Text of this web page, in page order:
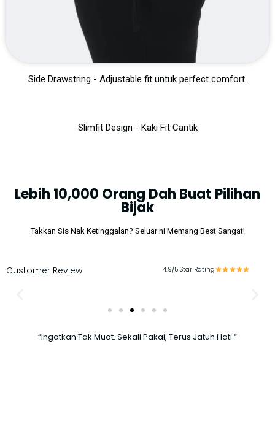
Side Drawstring - Adjustable fit untuk perfect comfort.
Slimfit Design - Kaki Fit Cantik
Lebih 10,000 Orang Dah Buat Pilihan
Bijak
Takkan Sis Nak Ketinggalan? Seluar ni Memang Best Sangat!
Customer Review 4.9/5 Star Rating
“Ingatkan Tak Muat. Sekali Pakai, Terus Jatuh Hati.“